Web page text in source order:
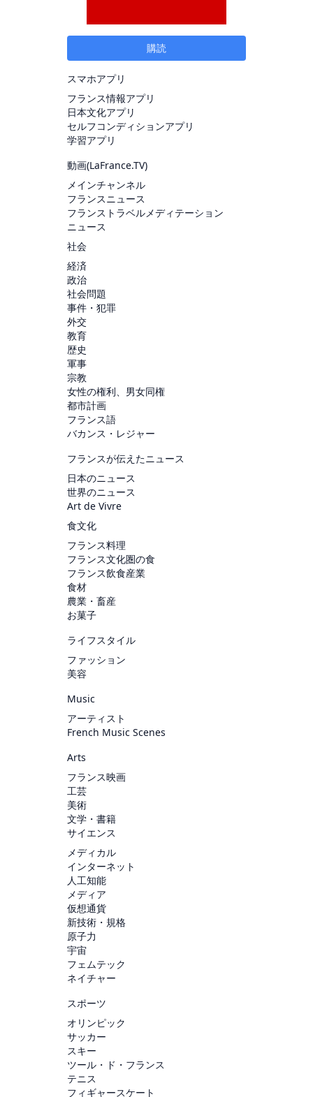
購読
スマホアプリ
フランス情報アプリ
日本文化アプリ
セルフコンディションアプリ
学習アプリ
動画(LaFrance.TV)
メインチャンネル
フランスニュース
フランストラベルメディテーション
ニュース
社会
経済
政治
社会問題
事件・犯罪
外交
教育
歴史
軍事
宗教
女性の権利、男女同権
都市計画
フランス語
バカンス・レジャー
フランスが伝えたニュース
日本のニュース
世界のニュース
Art de Vivre
食文化
フランス料理
フランス文化圏の食
フランス飲食産業
食材
農業・畜産
お菓子
ライフスタイル
ファッション
美容
Music
アーティスト
French Music Scenes
Arts
フランス映画
工芸
美術
文学・書籍
サイエンス
メディカル
インターネット
人工知能
メディア
仮想通貨
新技術・規格
原子力
宇宙
フェムテック
ネイチャー
スポーツ
オリンピック
サッカー
スキー
ツール・ド・フランス
テニス
フィギャースケート